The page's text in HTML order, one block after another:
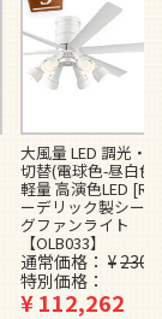
大風量 LED 調光・
切替(電球色-昼白色
軽量 高演色LED
ーデリック製シー
グファンライト
【OLB033】
通常価格 ¥
特別価格
¥112,262